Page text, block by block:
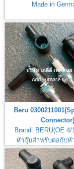
Made in
Beru
Connector)
Brand: BERU(OE 4/
หัวจุ๊บสำหรับต่อกับหั
ไฟBeru